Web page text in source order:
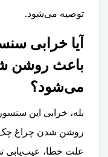
توصیه می‌شود.
آیا خرابی
باعث روشن
می‌شود؟
روشن شدن چراغ چک
علت خطا، عیب‌یابی